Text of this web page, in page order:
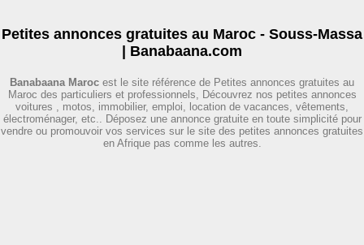
Petites annonces gratuites au Maroc - Souss-Massa
| Banabaana.com
Banabaana Maroc est le site référence de Petites annonces gratuites au
Maroc des particuliers et professionnels, Découvrez nos petites annonces
voitures , motos, immobilier, emploi, location de vacances, vêtements,
électroménager, etc.. Déposez une annonce gratuite en toute simplicité pour
vendre ou promouvoir vos services sur le site des petites annonces gratuites
en Afrique pas comme les autres.